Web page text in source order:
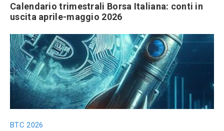
Calendario trimestrali Borsa Italiana: conti in
uscita aprile-maggio 2026
BTC 2026